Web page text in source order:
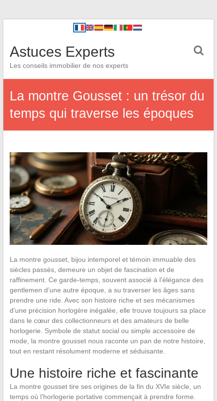
Astuces Experts
Les conseils immobilier de nos experts
La montre Gousset : un trésor du
temps qui traverse les époques
La montre gousset, bijou intemporel et témoin immuable des
siècles passés, demeure un objet de fascination et de
raffinement. Ce garde-temps, souvent associé à l’élégance des
gentlemen d’une autre époque, a su traverser les âges sans
prendre une ride. Avec son histoire riche et ses mécanismes
d’une précision horlogère inégalée, elle trouve toujours sa place
dans le cœur des collectionneurs et des amateurs de belle
horlogerie. Symbole de statut social ou simple accessoire de
mode, la montre gousset nous raconte un pan de notre histoire,
tout en restant résolument moderne et séduisante.
Une histoire riche et fascinante
La montre gousset tire ses origines de la fin du XVIe siècle, un
temps où l’horlogerie portative commençait à prendre forme.